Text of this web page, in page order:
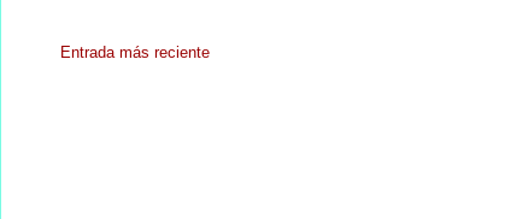
Entrada más reciente